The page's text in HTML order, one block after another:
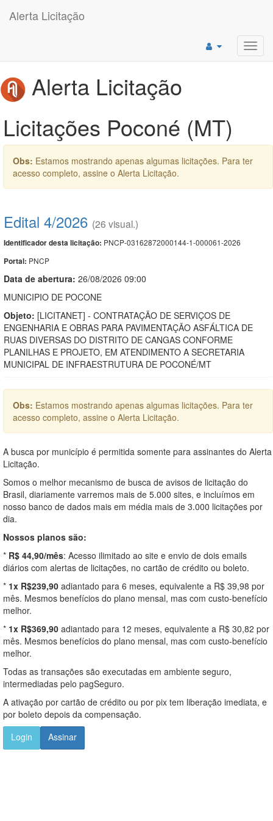
Alerta Licitação
Alerta Licitação
Licitações Poconé (MT)
Obs: Estamos mostrando apenas algumas licitações. Para ter
acesso completo, assine o Alerta Licitação.
Edital 4/2026 (26 visual.)
Identificador desta licitação: PNCP-03162872000144-1-000061-2026
Portal: PNCP
Data de abertura: 26/08/2026 09:00
MUNICIPIO DE POCONE
Objeto: [LICITANET] - CONTRATAÇÃO DE SERVIÇOS DE
ENGENHARIA E OBRAS PARA PAVIMENTAÇÃO ASFÁLTICA DE
RUAS DIVERSAS DO DISTRITO DE CANGAS CONFORME
PLANILHAS E PROJETO, EM ATENDIMENTO A SECRETARIA
MUNICIPAL DE INFRAESTRUTURA DE POCONÉ/MT
Obs: Estamos mostrando apenas algumas licitações. Para ter
acesso completo, assine o Alerta Licitação.
A busca por município é permitida somente para assinantes do Alerta
Licitação.
Somos o melhor mecanismo de busca de avisos de licitação do
Brasil, diariamente varremos mais de 5.000 sites, e incluímos em
nosso banco de dados mais em média mais de 3.000 licitações por
dia.
Nossos planos são:
* R$ 44,90/mês: Acesso ilimitado ao site e envio de dois emails
diários com alertas de licitações, no cartão de crédito ou boleto.
* 1x R$239,90 adiantado para 6 meses, equivalente a R$ 39,98 por
mês. Mesmos benefícios do plano mensal, mas com custo-benefício
melhor.
* 1x R$369,90 adiantado para 12 meses, equivalente a R$ 30,82 por
mês. Mesmos benefícios do plano mensal, mas com custo-benefício
melhor.
Todas as transações são executadas em ambiente seguro,
intermediadas pelo pagSeguro.
A ativação por cartão de crédito ou por pix tem liberação imediata, e
por boleto depois da compensação.
Login
Assinar